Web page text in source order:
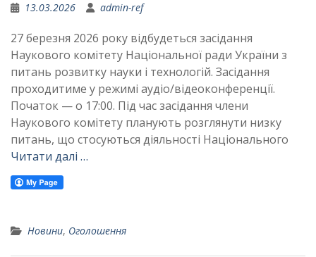
13.03.2026 admin-ref
27 березня 2026 року відбудеться засідання
Наукового комітету Національної ради України з
питань розвитку науки і технологій. Засідання
проходитиме у режимі аудіо/відеоконференції.
Початок — о 17:00. Під час засідання члени
Наукового комітету планують розглянути низку
питань, що стосуються діяльності Національного
Читати далі …
Новини, Оголошення